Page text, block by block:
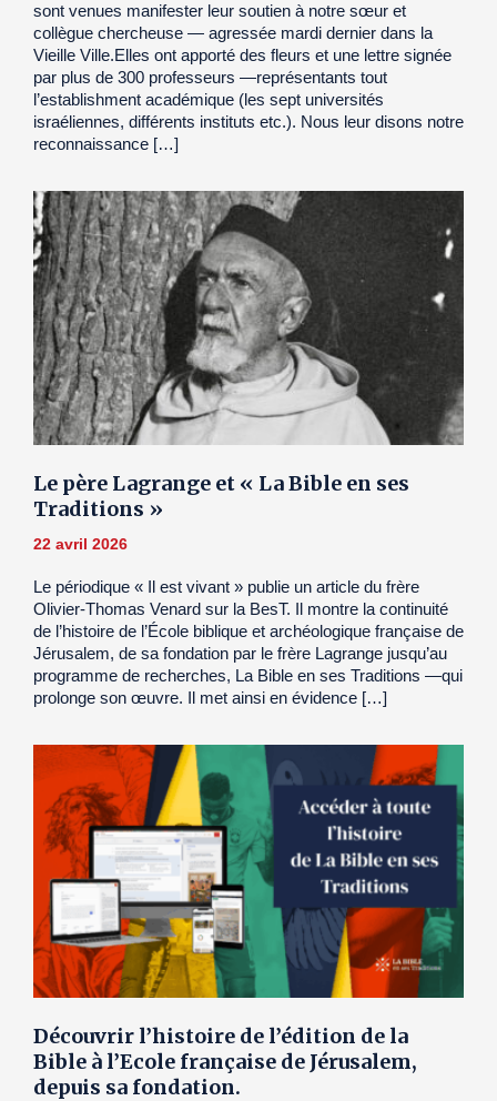
sont venues manifester leur soutien à notre sœur et
collègue chercheuse — agressée mardi dernier dans la
Vieille Ville.Elles ont apporté des fleurs et une lettre signée
par plus de 300 professeurs —représentants tout
l’establishment académique (les sept universités
israéliennes, différents instituts etc.). Nous leur disons notre
reconnaissance […]
Le père Lagrange et « La Bible en ses
Traditions »
22 avril 2026
Le périodique « Il est vivant » publie un article du frère
Olivier-Thomas Venard sur la BesT. Il montre la continuité
de l’histoire de l’École biblique et archéologique française de
Jérusalem, de sa fondation par le frère Lagrange jusqu’au
programme de recherches, La Bible en ses Traditions —qui
prolonge son œuvre. Il met ainsi en évidence […]
Découvrir l’histoire de l’édition de la
Bible à l’Ecole française de Jérusalem,
depuis sa fondation.